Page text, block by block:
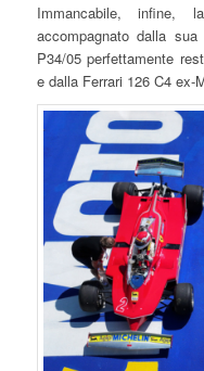
Immancabile, infine,
accompagnato dalla
P34/05 perfettamente
e dalla Ferrari 126 C4 ex-